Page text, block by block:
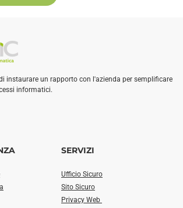
instaurare un rapporto con l'azienda per semplificare
informatici.
SERVIZI
Ufficio Sicuro
Sito Sicuro
Privacy Web